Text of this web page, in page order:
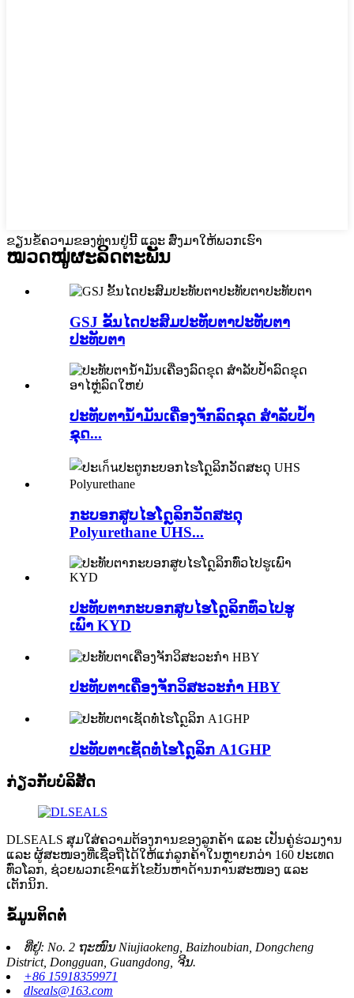
ຂຽນຂໍ້ຄວາມຂອງທ່ານຢູ່ນີ້ ແລະ ສົ່ງມາໃຫ້ພວກເຮົາ
ໝວດໝູ່ຜະລິດຕະພັນ
GSJ ຂັ້ນໄດປະສົມປະທັບຕາປະທັບຕາ
ປະທັບຕາ
ປະທັບຕານ້ຳມັນເຄື່ອງຈັກລົດຂຸດ ສຳລັບປ້ຳ
ຂຸດ...
ກະບອກສູບໄຮໂດຼລິກວັດສະດຸ
Polyurethane UHS...
ປະທັບຕາກະບອກສູບໄຮໂດຼລິກທົ່ວໄປຮູ
ເພົາ KYD
ປະທັບຕາເຄື່ອງຈັກວິສະວະກຳ HBY
ປະທັບຕາເຊັດທໍ່ໄຮໂດຼລິກ A1GHP
ກ່ຽວກັບບໍລິສັດ
DLSEALS ສຸມໃສ່ຄວາມຕ້ອງການຂອງລູກຄ້າ ແລະ ເປັນຄູ່ຮ່ວມງານ
ແລະ ຜູ້ສະໜອງທີ່ເຊື່ອຖືໄດ້ໃຫ້ແກ່ລູກຄ້າໃນຫຼາຍກວ່າ 160 ປະເທດ
ທົ່ວໂລກ, ຊ່ວຍພວກເຂົາແກ້ໄຂບັນຫາດ້ານການສະໜອງ ແລະ
ເຕັກນິກ.
ຂໍ້ມູນຕິດຕໍ່
ທີ່ຢູ່: No. 2 ຖະໜົນ Niujiaokeng, Baizhoubian, Dongcheng
District, Dongguan, Guangdong, ຈີນ.
+86 15918359971
dlseals@163.com